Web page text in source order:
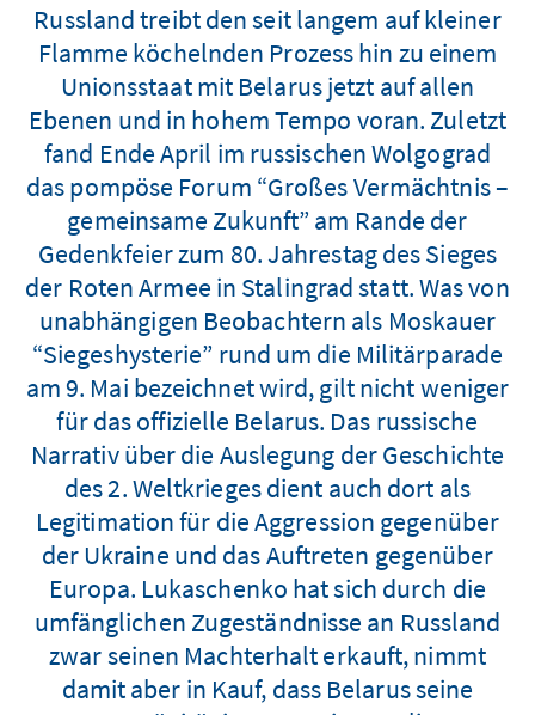
Russland treibt den seit langem auf kleiner
Flamme köchelnden Prozess hin zu einem
Unionsstaat mit Belarus jetzt auf allen
Ebenen und in hohem Tempo voran. Zuletzt
fand Ende April im russischen Wolgograd
das pompöse Forum “Großes Vermächtnis –
gemeinsame Zukunft” am Rande der
Gedenkfeier zum 80. Jahrestag des Sieges
der Roten Armee in Stalingrad statt. Was von
unabhängigen Beobachtern als Moskauer
“Siegeshysterie” rund um die Militärparade
am 9. Mai bezeichnet wird, gilt nicht weniger
für das offizielle Belarus. Das russische
Narrativ über die Auslegung der Geschichte
des 2. Weltkrieges dient auch dort als
Legitimation für die Aggression gegenüber
der Ukraine und das Auftreten gegenüber
Europa. Lukaschenko hat sich durch die
umfänglichen Zugeständnisse an Russland
zwar seinen Machterhalt erkauft, nimmt
damit aber in Kauf, dass Belarus seine